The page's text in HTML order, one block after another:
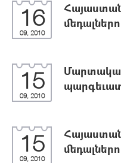
16
09, 2010
15
09, 2010
15
09, 2010